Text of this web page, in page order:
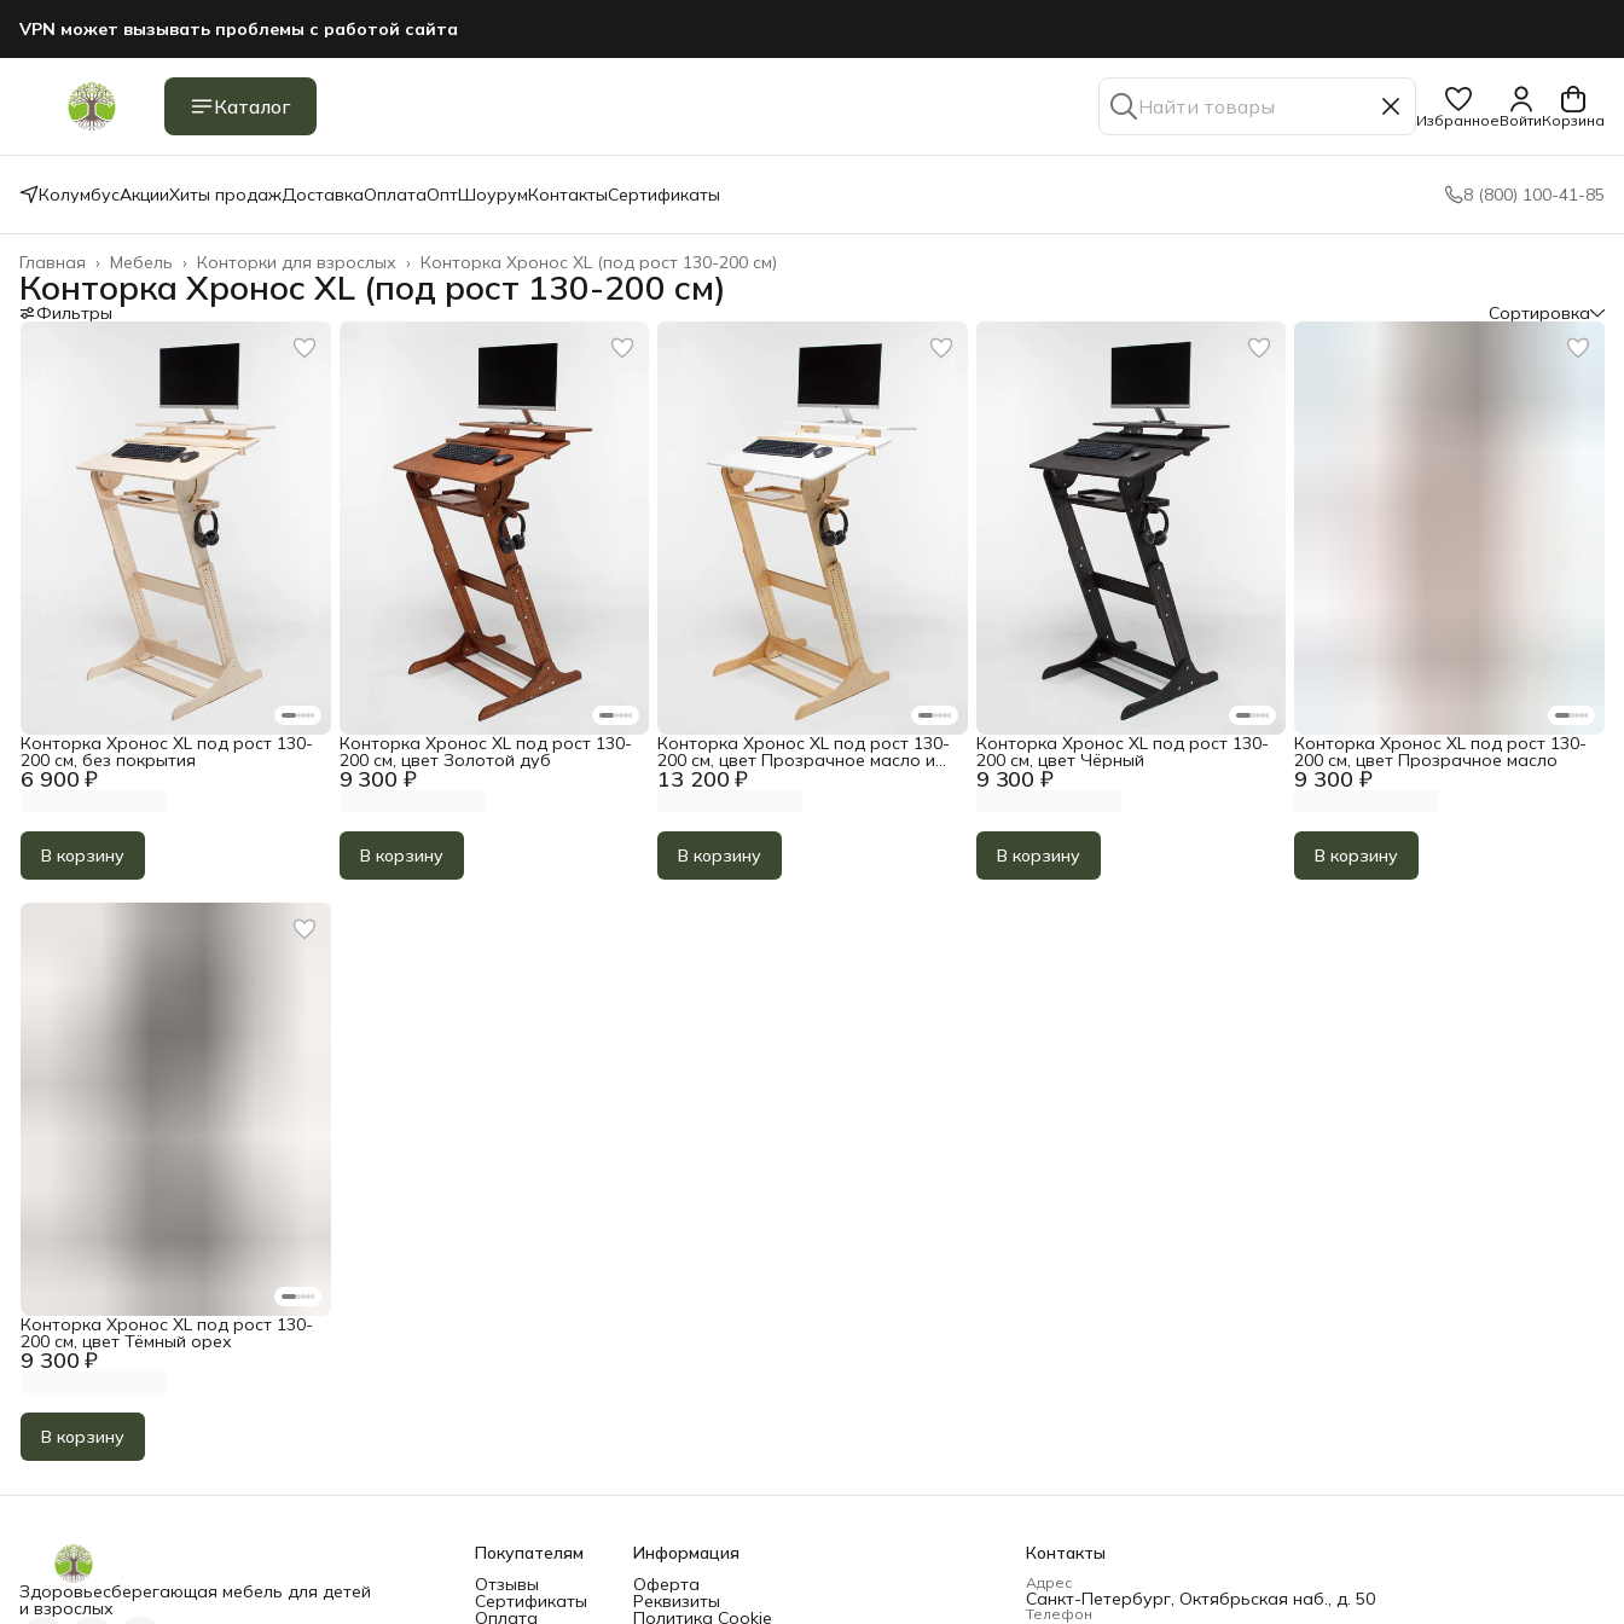
VPN может вызывать проблемы с работой сайта
Каталог
ИзбранноеВойтиКорзина
КолумбусАкцииХиты продажДоставкаОплатаОптШоурумКонтактыСертификаты 8 (800) 100-41-85
Конторка Хронос XL (под рост 130-200 см)
Конторки для взрослых ›
Мебель ›
Главная ›
Конторка Хронос XL (под рост 130-200 см)
Фильтры Сортировка
6 900 ₽
Конторка Хронос XL под рост 130-
200 см, без покрытия
В корзину
9 300 ₽
Конторка Хронос XL под рост 130-
200 см, цвет Золотой дуб
В корзину
13 200 ₽
Конторка Хронос XL под рост 130-
200 см, цвет Прозрачное масло и
белый акрил
В корзину
9 300 ₽
Конторка Хронос XL под рост 130-
200 см, цвет Чёрный
В корзину
9 300 ₽
Конторка Хронос XL под рост 130-
200 см, цвет Прозрачное масло
В корзину
9 300 ₽
Конторка Хронос XL под рост 130-
200 см, цвет Тёмный орех
В корзину
Здоровьесберегающая мебель для детей
и взрослых
Покупателям
Отзывы
Сертификаты
Оплата
Информация
Оферта
Реквизиты
Политика Cookie
Контакты
Адрес
Санкт-Петербург, Октябрьская наб., д. 50
Телефон